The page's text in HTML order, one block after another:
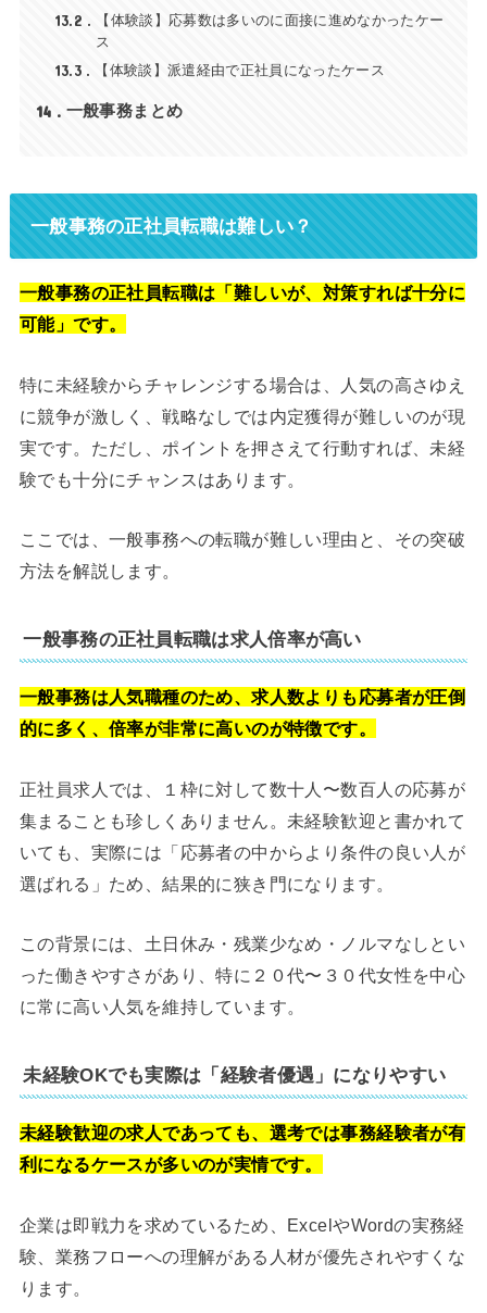
13.2
【体験談】応募数は多いのに面接に進めなかったケー
ス
13.3 【体験談】派遣経由で正社員になったケース
14 一般事務まとめ
一般事務の正社員転職は難しい？
一般事務の正社員転職は「難しいが、対策すれば十分に
可能」です。
特に未経験からチャレンジする場合は、人気の高さゆえ
に競争が激しく、戦略なしでは内定獲得が難しいのが現
実です。ただし、ポイントを押さえて行動すれば、未経
験でも十分にチャンスはあります。
ここでは、一般事務への転職が難しい理由と、その突破
方法を解説します。
一般事務の正社員転職は求人倍率が高い
一般事務は人気職種のため、求人数よりも応募者が圧倒
的に多く、倍率が非常に高いのが特徴です。
正社員求人では、１枠に対して数十人〜数百人の応募が
集まることも珍しくありません。未経験歓迎と書かれて
いても、実際には「応募者の中からより条件の良い人が
選ばれる」ため、結果的に狭き門になります。
この背景には、土日休み・残業少なめ・ノルマなしとい
った働きやすさがあり、特に２０代〜３０代女性を中心
に常に高い人気を維持しています。
未経験OKでも実際は「経験者優遇」になりやすい
未経験歓迎の求人であっても、選考では事務経験者が有
利になるケースが多いのが実情です。
企業は即戦力を求めているため、ExcelやWordの実務経
験、業務フローへの理解がある人材が優先されやすくな
ります。